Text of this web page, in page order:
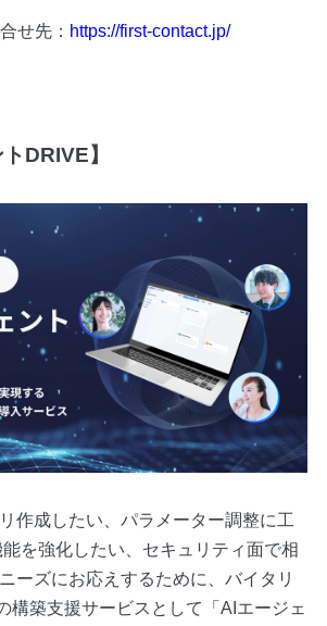
せ先： https://first-contact.jp/
DRIVE】
作成したい、パラメーター調整に工
を強化したい、セキュリティ面で相
ーズにお応えするために、バイタリ
構築支援サービスとして「AIエージェ